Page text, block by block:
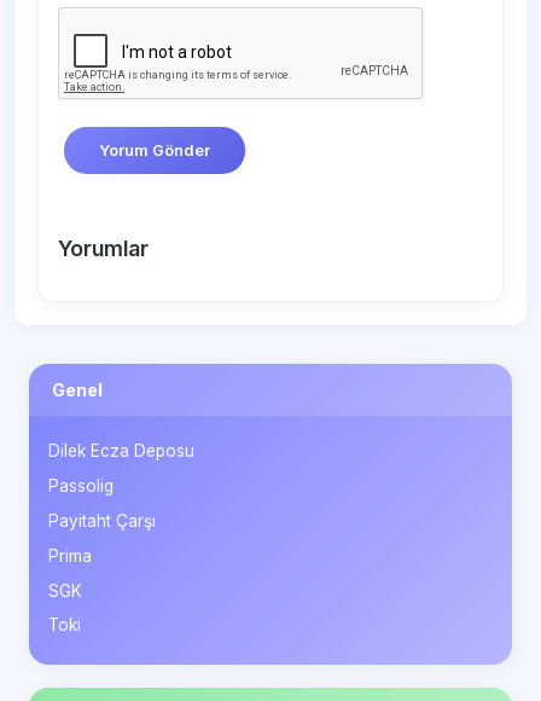
Yorum Gönder
Yorumlar
Genel
Dilek Ecza Deposu
Passolig
Payitaht Çarşı
Prima
SGK
Toki